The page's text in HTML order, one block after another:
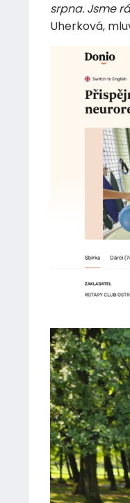
srpna. Jsme
Uherková,